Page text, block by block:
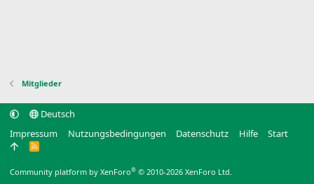
Mitglieder
Deutsch
Impressum
Nutzungsbedingungen Datenschutz Hilfe Start
R
Community platform by XenForo® © 2010-2026 XenForo Ltd.